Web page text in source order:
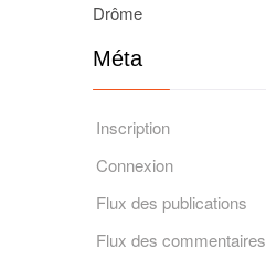
Drôme
Méta
Inscription
Connexion
Flux des publications
Flux des commentaires